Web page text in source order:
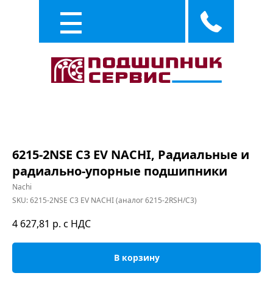
6215-2NSE C3 EV NACHI, Радиальные и
радиально-упорные подшипники
Nachi
SKU:6215-2NSE C3 EV NACHI (аналог 6215-2RSH/C3)
4 627,81 р. с НДС
В корзину